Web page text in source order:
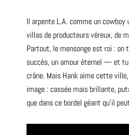
Il arpente L.A. comme un
villas de producteurs véreux, de
Partout, le mensonge est roi : on
succès, un amour éternel — et tu
crâne. Mais Hank aime cette
image : cassée mais brillante,
que dans ce bordel géant qu’il